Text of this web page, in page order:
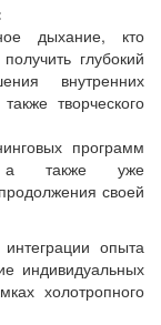
дыхание, кто
глубокий
внутренних
творческого
программ
а также уже
своей
опыта
индивидуальных
холотропного